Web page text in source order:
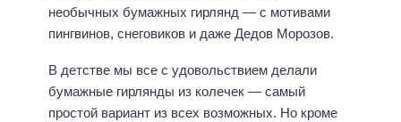
необычных бумажных гирлянд — с мотивами
пингвинов, снеговиков и даже Дедов Морозов.
В детстве мы все с удовольствием делали
бумажные гирлянды из колечек — самый
простой вариант из всех возможных. Но кроме